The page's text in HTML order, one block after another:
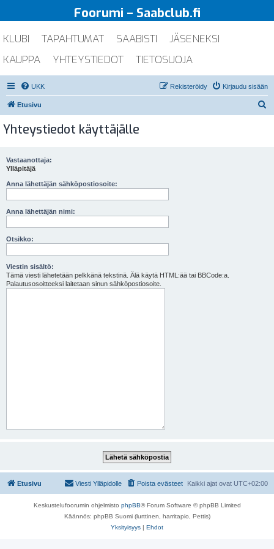
Foorumi – Saabclub.fi
KLUBI TAPAHTUMAT SAABISTI
JÄSENEKSI
KAUPPA
YHTEYSTIEDOT TIETOSUOJA
UKK Kirjaudu sisään
Rekisteröidy
Etusivu
Yhteystiedot käyttäjälle
Vastaanottaja:
Ylläpitäjä
Anna lähettäjän sähköpostiosoite:
Anna lähettäjän nimi:
Otsikko:
Viestin sisältö:
Tämä viesti lähetetään pelkkänä tekstinä. Älä käytä HTML:ää tai BBCode:a.
Palautusosoitteeksi laitetaan sinun sähköpostiosoite.
Etusivu Kaikki ajat ovat UTC+02:00
Poista evästeet
Viesti Ylläpidolle
Keskustelufoorumin ohjelmisto phpBB® Forum Software © phpBB Limited
Käännös: phpBB Suomi (lurttinen, harritapio, Pettis)
Yksityisyys | Ehdot